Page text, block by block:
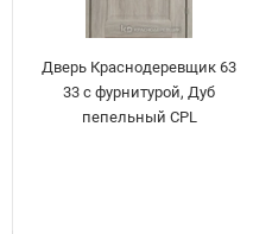
Дверь Краснодеревщик 63
33 с фурнитурой, Дуб
пепельный CPL